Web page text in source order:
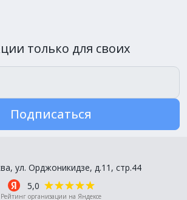
только для своих
Подписаться
ул. Орджоникидзе, д.11, стр.44
5,0
Рейтинг организации на Яндексе